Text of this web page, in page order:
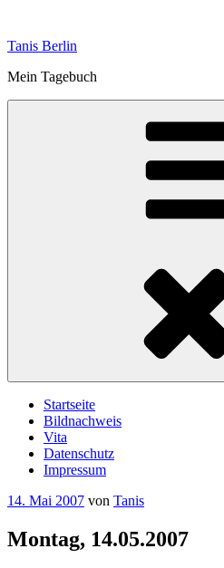
springen
Tanis Berlin
Mein Tagebuch
Startseite
Bildnachweis
Vita
Datenschutz
Impressum
Veröffentlicht
14. Mai 2007 von Tanis
Montag, 14.05.2007